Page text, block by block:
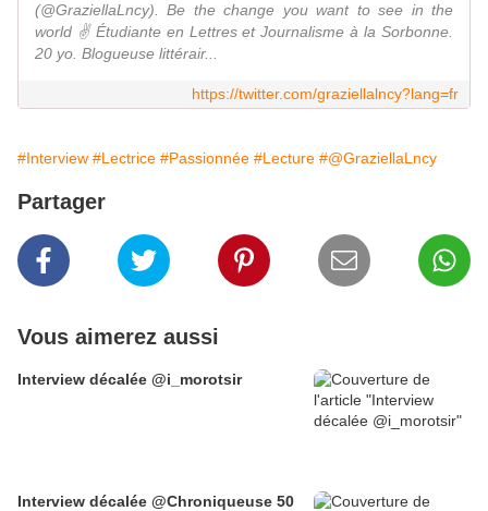
(@GraziellaLncy). Be the change you want to see in the
world ✌ Étudiante en Lettres et Journalisme à la Sorbonne.
20 yo. Blogueuse littérair...
https://twitter.com/graziellalncy?lang=fr
#Interview #Lectrice #Passionnée #Lecture #@GraziellaLncy
Partager
Vous aimerez aussi
Interview décalée @i_morotsir
Interview décalée @Chroniqueuse 50